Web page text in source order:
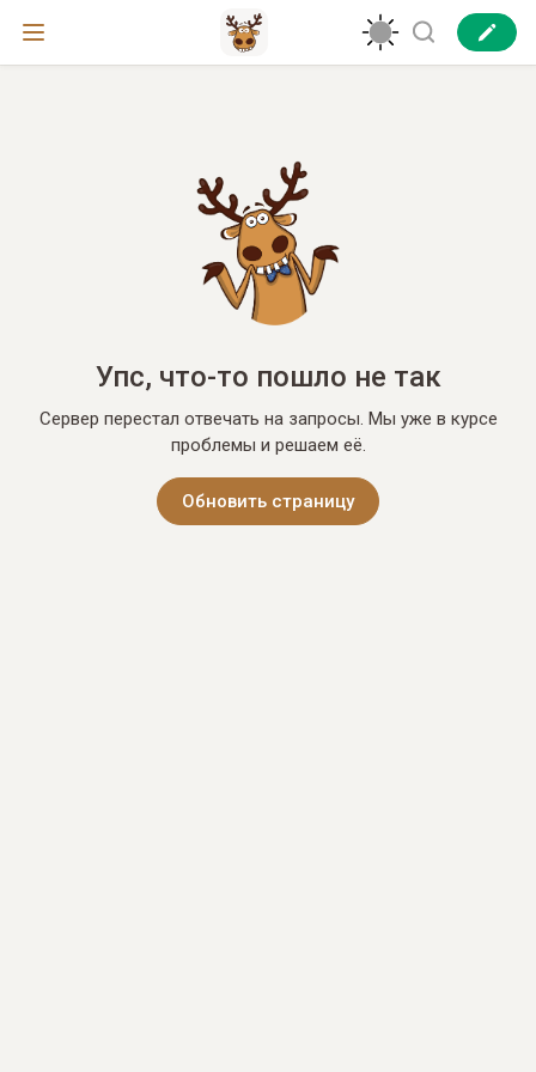
Упс, что-то пошло не так
Сервер перестал отвечать на запросы. Мы уже в курсе
проблемы и решаем её.
Обновить страницу